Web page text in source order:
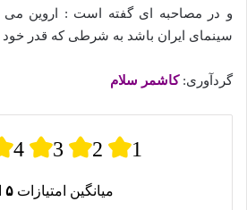
و در مصاحبه ای گفته است : اروین می
سینمای ایران باشد به شرطی که قدر خود
گردآوری: کاشمر سلام
4 3 2 1
میانگین امتیازات ۵